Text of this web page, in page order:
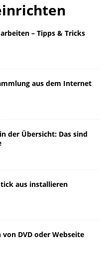
– Tipps & Tricks
aus dem Internet
der Übersicht: Das sind
aus installieren
DVD oder Webseite